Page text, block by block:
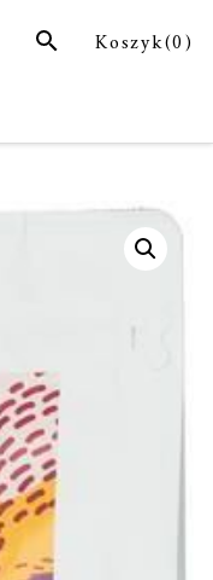
Koszyk(0)
SZUKAJ